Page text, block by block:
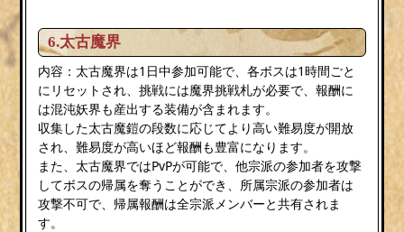
6.太古魔界
内容：太古魔界は1日中参加可能で、各ボスは1時間ごと
にリセットされ、挑戦には魔界挑戦札が必要で、報酬に
は混沌妖界も産出する装備が含まれます。
収集した太古魔鎧の段数に応じてより高い難易度が開放
され、難易度が高いほど報酬も豊富になります。
また、太古魔界ではPvPが可能で、他宗派の参加者を攻撃
してボスの帰属を奪うことができ、所属宗派の参加者は
攻撃不可で、帰属報酬は全宗派メンバーと共有されま
す。